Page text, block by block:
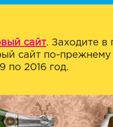
сайт. Заходите в
сайт по-прежнему
по 2016 год.